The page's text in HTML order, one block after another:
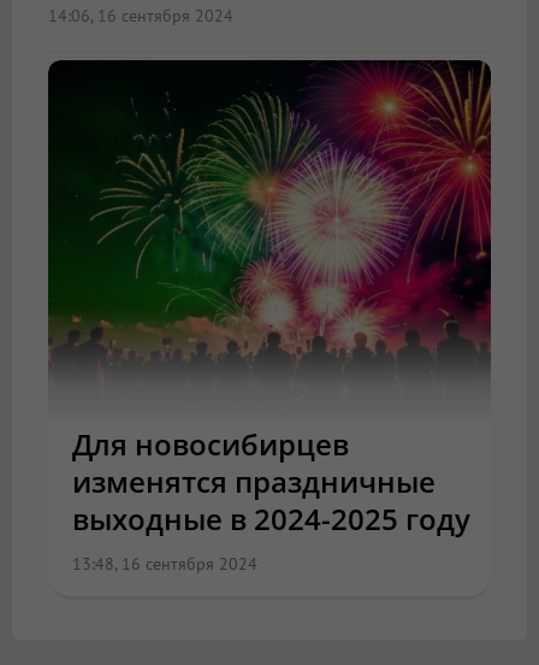
14:06, 16 сентября 2024
Для новосибирцев
изменятся праздничные
выходные в 2024-2025 году
13:48, 16 сентября 2024